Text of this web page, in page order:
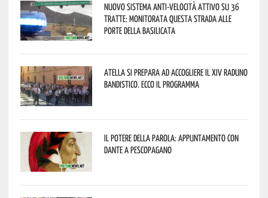
Nuovo sistema anti-velocità attivo su 36
tratte: monitorata questa strada alle
porte della Basilicata
Atella si prepara ad accogliere il XIV Raduno
Bandistico. Ecco il programma
Il Potere della parola: appuntamento con
Dante a Pescopagano